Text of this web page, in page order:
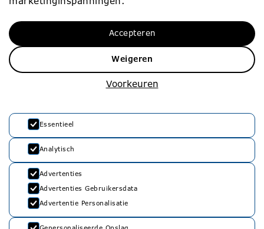
010 – 453 75 00
info@rvko.nl
Adresgegevens
3033 HJ Rotterdam
Privacyverklaring
Voorkeuren
Weigeren
Accepteren
Essentieel
Analytisch
Advertenties
Advertenties Gebruikersdata
Advertentie Personalisatie